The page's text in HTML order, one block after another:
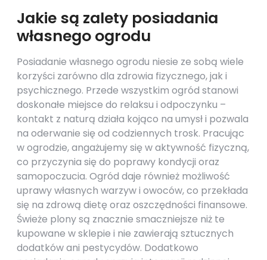
Jakie są zalety posiadania
własnego ogrodu
Posiadanie własnego ogrodu niesie ze sobą wiele
korzyści zarówno dla zdrowia fizycznego, jak i
psychicznego. Przede wszystkim ogród stanowi
doskonałe miejsce do relaksu i odpoczynku –
kontakt z naturą działa kojąco na umysł i pozwala
na oderwanie się od codziennych trosk. Pracując
w ogrodzie, angażujemy się w aktywność fizyczną,
co przyczynia się do poprawy kondycji oraz
samopoczucia. Ogród daje również możliwość
uprawy własnych warzyw i owoców, co przekłada
się na zdrową dietę oraz oszczędności finansowe.
Świeże plony są znacznie smaczniejsze niż te
kupowane w sklepie i nie zawierają sztucznych
dodatków ani pestycydów. Dodatkowo